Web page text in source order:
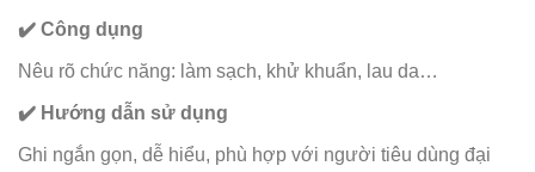
✔️ Công dụng
Nêu rõ chức năng: làm sạch, khử khuẩn, lau da…
✔️ Hướng dẫn sử dụng
Ghi ngắn gọn, dễ hiểu, phù hợp với người tiêu dùng đại